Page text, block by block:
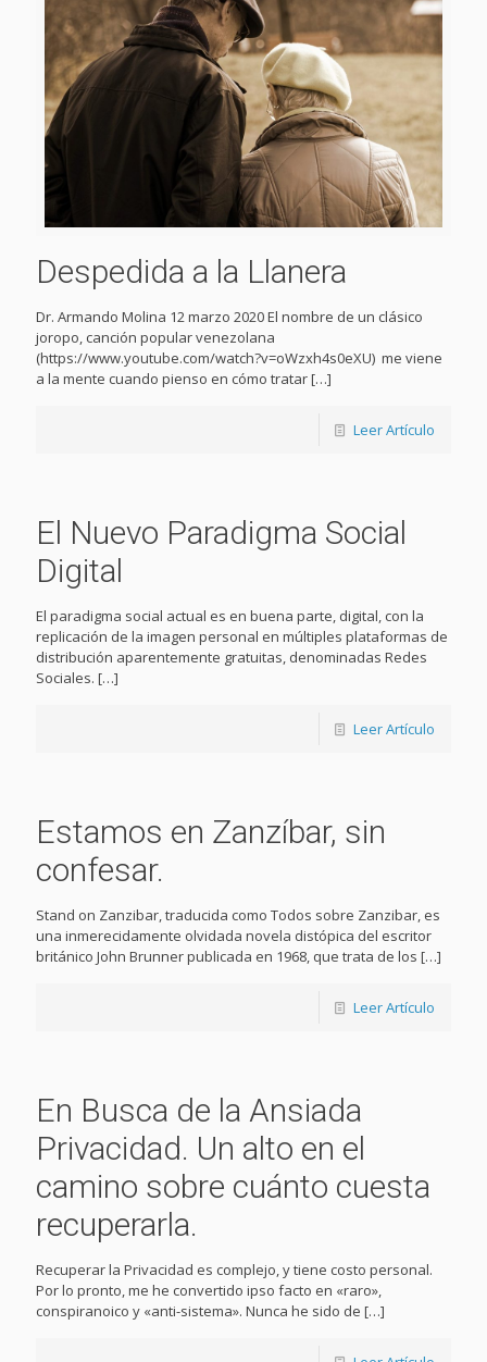
Despedida a la Llanera
Dr. Armando Molina 12 marzo 2020 El nombre de un clásico
joropo, canción popular venezolana
(https://www.youtube.com/watch?v=oWzxh4s0eXU) me viene
a la mente cuando pienso en cómo tratar[…]
Leer Artículo
El Nuevo Paradigma Social
Digital
El paradigma social actual es en buena parte, digital, con la
replicación de la imagen personal en múltiples plataformas de
distribución aparentemente gratuitas, denominadas Redes
Sociales. […]
Leer Artículo
Estamos en Zanzíbar, sin
confesar.
Stand on Zanzibar, traducida como Todos sobre Zanzibar, es
una inmerecidamente olvidada novela distópica del escritor
británico John Brunner publicada en 1968, que trata de los […]
Leer Artículo
En Busca de la Ansiada
Privacidad. Un alto en el
camino sobre cuánto cuesta
recuperarla.
Recuperar la Privacidad es complejo, y tiene costo personal.
Por lo pronto, me he convertido ipso facto en «raro»,
conspiranoico y «anti-sistema». Nunca he sido de […]